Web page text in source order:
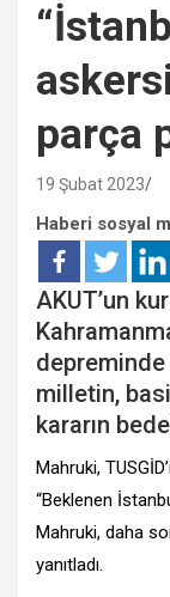
parça
19 Şubat 2023
Haberi sosyal
AKUT’un
depreminde
milletin,
kararın
Mahruki,
“Beklenen
Mahruki, daha
yanıtladı.